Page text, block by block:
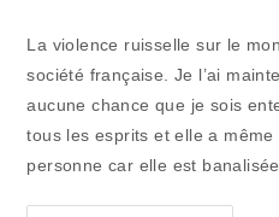
La violence ruisselle sur le
société française. Je l’ai
aucune chance que je sois
tous les esprits et elle a
personne car elle est banalisée.